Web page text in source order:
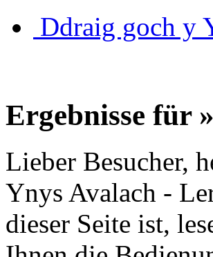
Ddraig goch y
Ergebnisse für
Lieber Besucher,
Ynys Avalach -
dieser Seite ist,